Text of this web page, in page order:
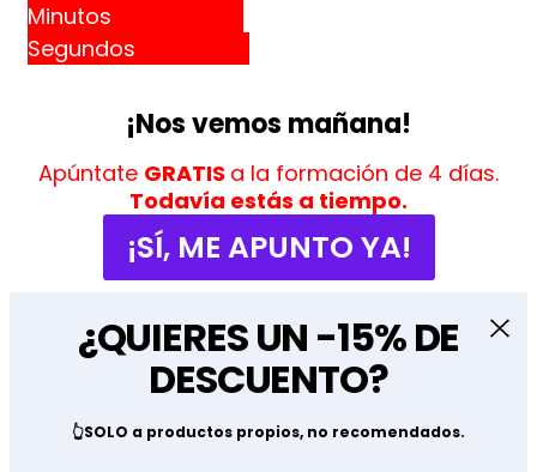
Minutos
Segundos
¡Nos vemos mañana!
Apúntate GRATIS a la formación de 4 días.
Todavía estás a tiempo.
¡SÍ, ME APUNTO YA!
¿QUIERES UN -15% DE
DESCUENTO?
👆SOLO a productos propios, no recomendados.